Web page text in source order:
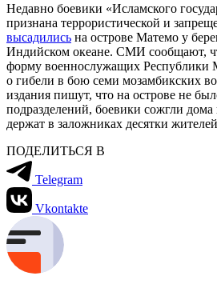
Недавно боевики «Исламского
признана террористической и
высадились на острове Матемо у
Индийском океане. СМИ сообщают,
форму военнослужащих Республики
о гибели в бою семи мозамбикских
издания пишут, что на острове не
подразделений, боевики сожгли дома
держат в заложниках десятки
ПОДЕЛИТЬСЯ В
Telegram
Vkontakte